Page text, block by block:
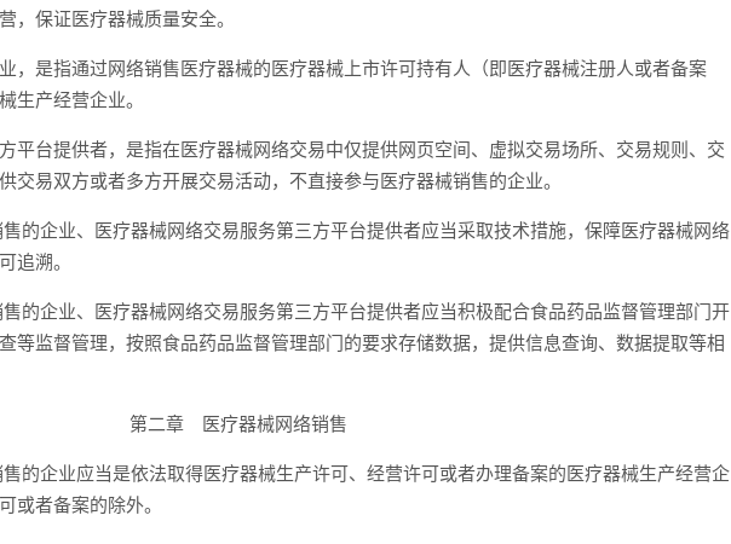
，保证医疗器械质量安全。
是指通过网络销售医疗器械的医疗器械上市许可持有人（即医疗器械注册人或者备案
生产经营企业。
台提供者，是指在医疗器械网络交易中仅提供网页空间、虚拟交易场所、交易规则、交
交易双方或者多方开展交易活动，不直接参与医疗器械销售的企业。
企业、医疗器械网络交易服务第三方平台提供者应当采取技术措施，保障医疗器械网络
追溯。
企业、医疗器械网络交易服务第三方平台提供者应当积极配合食品药品监督管理部门开
等监督管理，按照食品药品监督管理部门的要求存储数据，提供信息查询、数据提取等相
第二章 医疗器械网络销售
企业应当是依法取得医疗器械生产许可、经营许可或者办理备案的医疗器械生产经营企
或者备案的除外。